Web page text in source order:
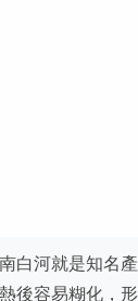
白河就是知名產
後容易糊化，形